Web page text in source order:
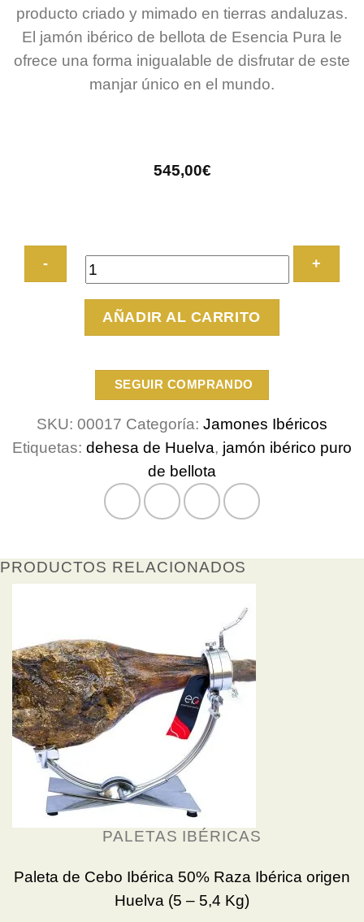
producto criado y mimado en tierras andaluzas.
El jamón ibérico de bellota de Esencia Pura le
ofrece una forma inigualable de disfrutar de este
manjar único en el mundo.
545,00€
(8-
AÑADIR AL CARRITO
SEGUIR COMPRANDO
SKU: 00017 Categoría: Jamones Ibéricos
Etiquetas: dehesa de Huelva, jamón ibérico puro
de bellota
PRODUCTOS RELACIONADOS
PALETAS IBÉRICAS
Paleta de Cebo Ibérica 50% Raza Ibérica origen
Huelva (5 – 5,4 Kg)